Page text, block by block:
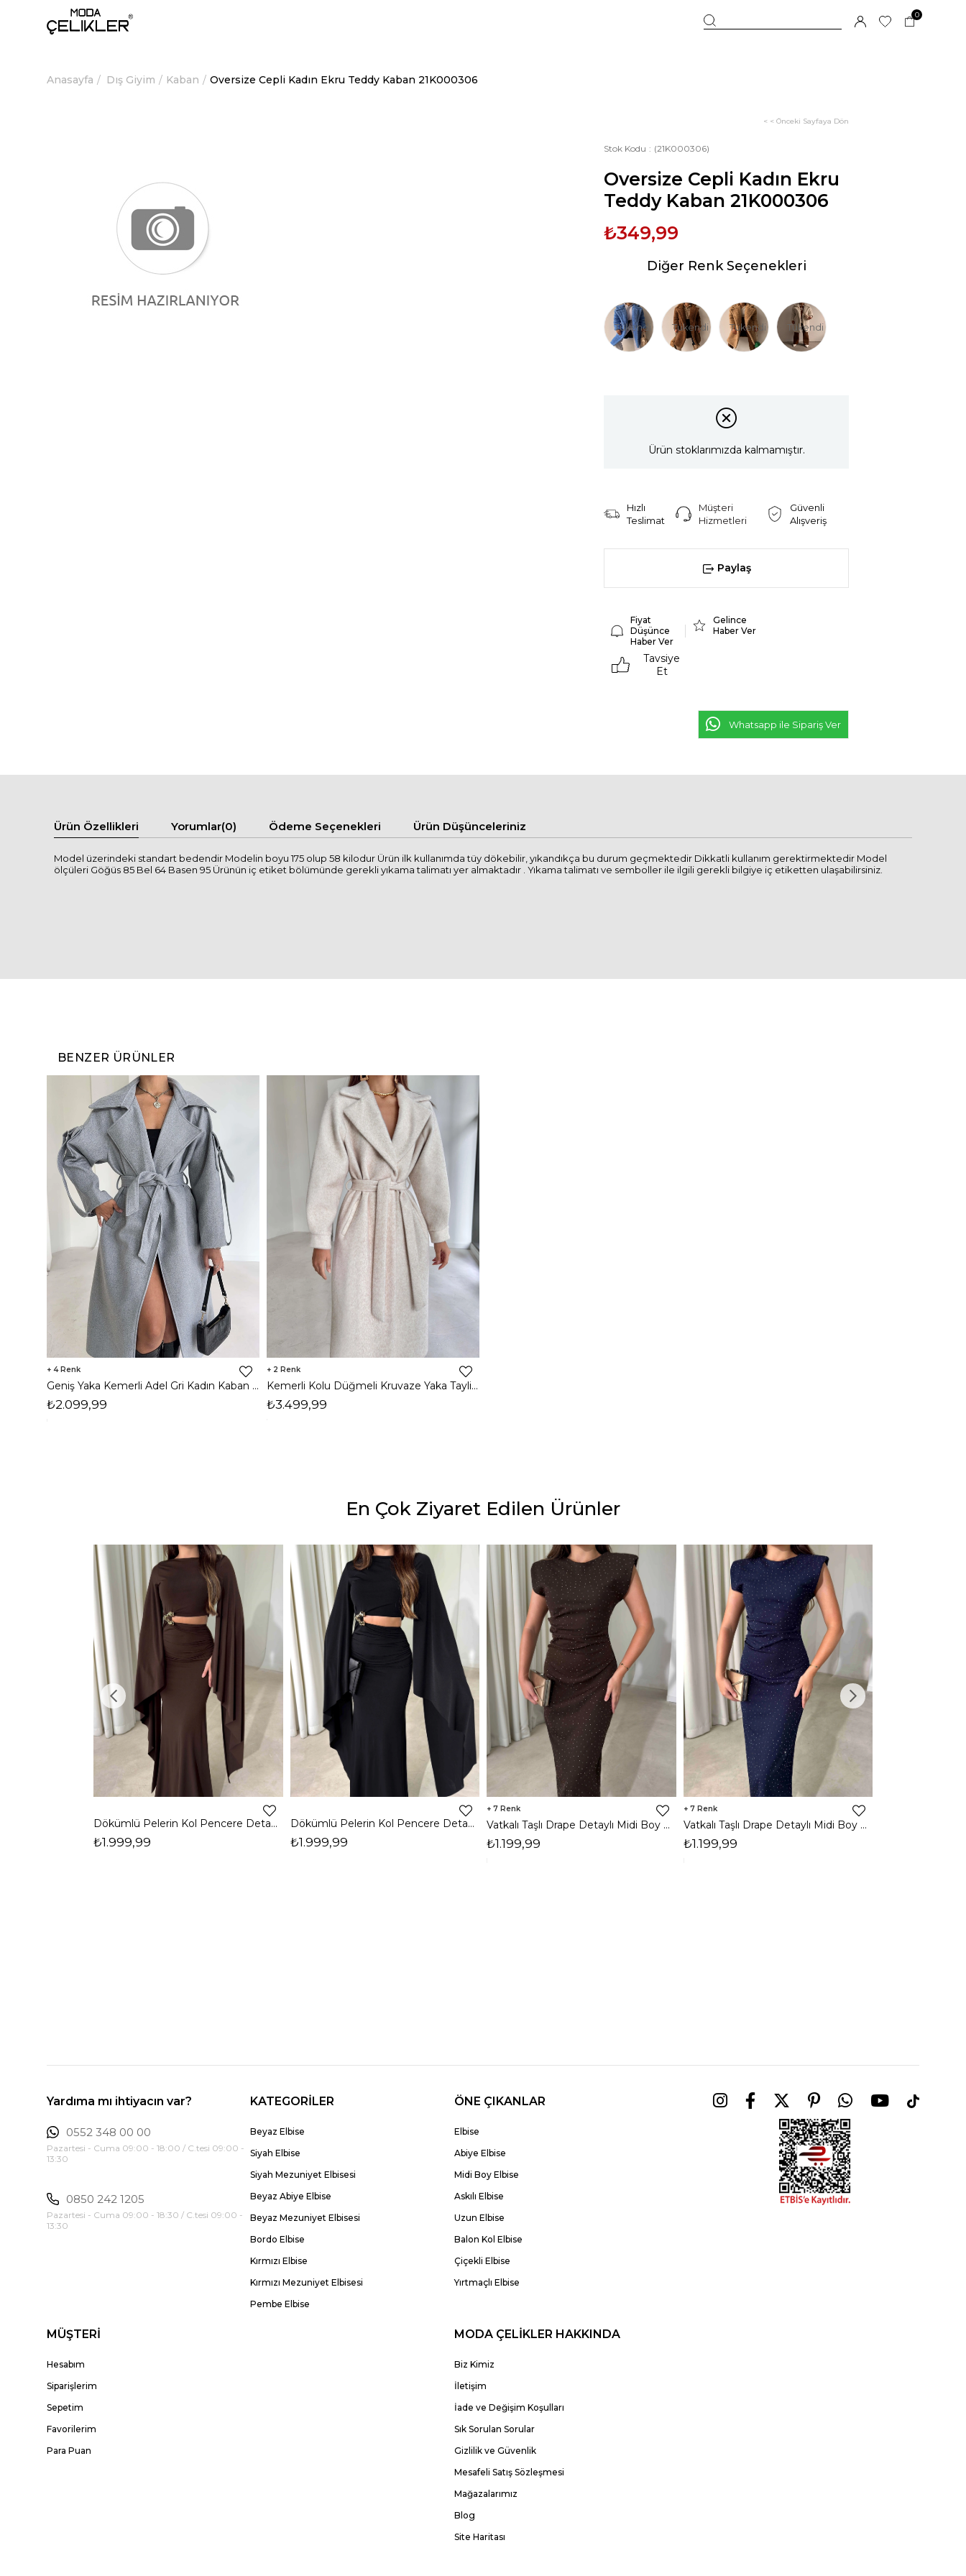
0
Anasayfa Dış Giyim Kaban Oversize Cepli Kadın Ekru Teddy Kaban 21K000306
< < Önceki Sayfaya Dön
Stok Kodu (21K000306)
Oversize Cepli Kadın Ekru
Teddy Kaban 21K000306
₺349,99
Diğer Renk Seçenekleri
Tükendi Tükendi Tükendi Tükendi
Ürün stoklarımızda kalmamıştır.
Hızlı
Teslimat
Müşteri
Hizmetleri
Güvenli
Alışveriş
Paylaş
Fiyat
Düşünce
Haber Ver
Gelince
Haber Ver
Tavsiye
Et
Whatsapp ile Sipariş Ver
Ürün Özellikleri Yorumlar(0) Ödeme Seçenekleri Ürün Düşünceleriniz
Model üzerindeki standart bedendir Modelin boyu 175 olup 58 kilodur Ürün ilk kullanımda tüy dökebilir, yıkandıkça bu durum geçmektedir Dikkatli kullanım gerektirmektedir Model
ölçüleri Göğüs 85 Bel 64 Basen 95 Ürünün iç etiket bölümünde gerekli yıkama talimatı yer almaktadır . Yıkama talimatı ve semboller ile ilgili gerekli bilgiye iç etiketten ulaşabilirsiniz.
BENZER ÜRÜNLER
4
Geniş Yaka Kemerli Adel Gri Kadın Kaban 26K002
₺2.099,99
2
Kemerli Kolu Düğmeli Kruvaze Yaka Tayline Bej Kadın Kaban 26K104
₺3.499,99
En Çok Ziyaret Edilen Ürünler
Dökümlü Pelerin Kol Pencere Detaylı Maxi Kahverengi Arlev Kadın Elbise 26Y511
₺1.999,99
Dökümlü Pelerin Kol Pencere Detaylı Maxi Siyah Arlev Kadın Elbise 26Y511
₺1.999,99
7
Vatkalı Taşlı Drape Detaylı Midi Boy Kahverengi Jesep Kadın Elbise 26Y282
₺1.199,99
7
Vatkalı Taşlı Drape Detaylı Midi Boy Lacivert Jesep Kadın Elbise 26Y282
₺1.199,99
Yardıma mı ihtiyacın var?
0552 348 00 00
Pazartesi - Cuma 09:00 - 18:00 / C.tesi 09:00 -
13:30
0850 242 1205
Pazartesi - Cuma 09:00 - 18:30 / C.tesi 09:00 -
13:30
KATEGORİLER
Beyaz Elbise
Siyah Elbise
Siyah Mezuniyet Elbisesi
Beyaz Abiye Elbise
Beyaz Mezuniyet Elbisesi
Bordo Elbise
Kırmızı Elbise
Kırmızı Mezuniyet Elbisesi
Pembe Elbise
ÖNE ÇIKANLAR
Elbise
Abiye Elbise
Midi Boy Elbise
Askılı Elbise
Uzun Elbise
Balon Kol Elbise
Çiçekli Elbise
Yırtmaçlı Elbise
MÜŞTERİ
Hesabım
Siparişlerim
Sepetim
Favorilerim
Para Puan
MODA ÇELİKLER HAKKINDA
Biz Kimiz
İletişim
İade ve Değişim Koşulları
Sık Sorulan Sorular
Gizlilik ve Güvenlik
Mesafeli Satış Sözleşmesi
Mağazalarımız
Blog
Site Haritası